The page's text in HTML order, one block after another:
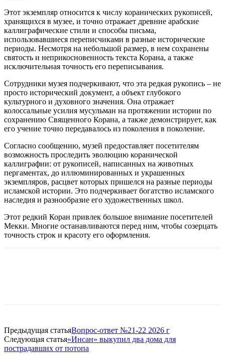
Этот экземпляр относится к числу коранических рукописей,
хранящихся в музее, и точно отражает древние арабские
каллиграфические стили и способы письма,
использовавшиеся переписчиками в разные исторические
периоды. Несмотря на небольшой размер, в нем сохранены
святость и неприкосновенность текста Корана, а также
исключительная точность его переписывания.
Сотрудники музея подчеркивают, что эта редкая рукопись – не
просто исторический документ, а объект глубокого
культурного и духовного значения. Она отражает
колоссальные усилия мусульман на протяжении истории по
сохранению Священного Корана, а также демонстрирует, как
его учение точно передавалось из поколения в поколение.
Согласно сообщению, музей предоставляет посетителям
возможность проследить эволюцию коранической
каллиграфии: от рукописей, написанных на животных
пергаментах, до иллюминированных и украшенных
экземпляров, расцвет которых пришелся на разные периоды
исламской истории. Это подчеркивает богатство исламского
наследия и разнообразие его художественных школ.
Этот редкий Коран привлек большое внимание посетителей
Мекки. Многие останавливаются перед ним, чтобы созерцать
точность строк и красоту его оформления.
Предыдущая статьяВопрос-ответ №21-22 2026 г
Следующая статья«Инсан» выкупил два дома для
пострадавших от потопа